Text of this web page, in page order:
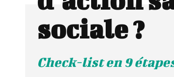
sociale ?
Check-list en 9